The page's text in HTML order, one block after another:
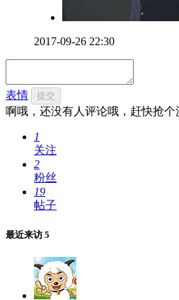
2017-09-26 22:30
表情 提交
啊哦，还没有人评论哦，赶快抢个
1
关注
2
粉丝
19
帖子
最近来访 5